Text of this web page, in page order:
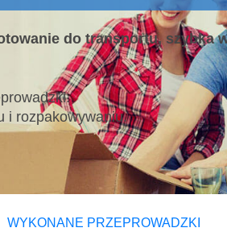
do transportu, szybka
i rozpakowywaniu.
WYKONANE PRZEPROWADZKI